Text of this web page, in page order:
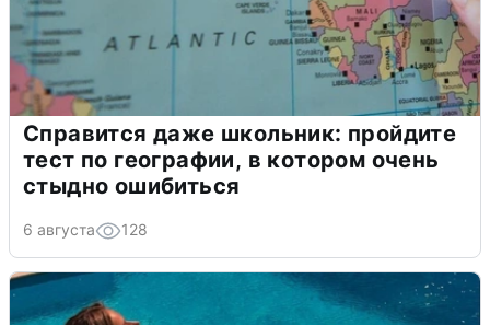
Справится даже школьник: пройдите
тест по географии, в котором очень
стыдно ошибиться
6 августа 128